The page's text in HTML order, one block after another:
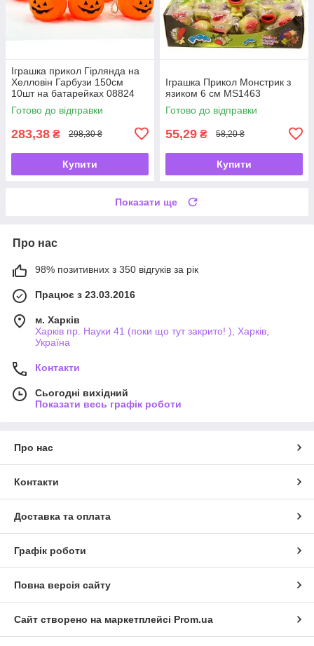
Іграшка прикол Гірлянда на
Хелловін Гарбузи 150см
10шт на батарейках 08824
Готово до відправки
283,38 ₴ 298,30 ₴
Купити
Іграшка Прикол Монстрик з
язиком 6 см MS1463
Готово до відправки
55,29 ₴ 58,20 ₴
Купити
Показати ще
Про нас
98% позитивних з 350 відгуків за рік
Працює з 23.03.2016
м. Харків
Харків пр. Науки 41 (поки що тут закрито! ), Харків,
Україна
Контакти
Сьогодні вихідний
Показати весь графік роботи
Про нас
Контакти
Доставка та оплата
Графік роботи
Повна версія сайту
Сайт створено на маркетплейсі Prom.ua